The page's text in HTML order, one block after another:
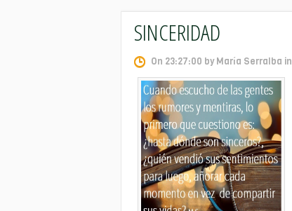
SINCERIDAD
On 23:27:00 by María Serralba in